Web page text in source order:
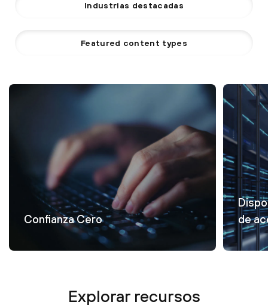
Industrias destacadas
Featured content types
Confianza Cero
de
Explorar recursos